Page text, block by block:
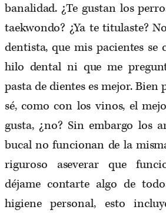
banalidad. ¿Te gustan los
taekwondo? ¿Ya te titulaste?
dentista, que mis pacientes se
hilo dental ni que me
pasta de dientes es mejor. Bien
sé, como con los vinos, el
gusta, ¿no? Sin embargo los
bucal no funcionan de la
riguroso aseverar que
déjame contarte algo de
higiene personal, esto